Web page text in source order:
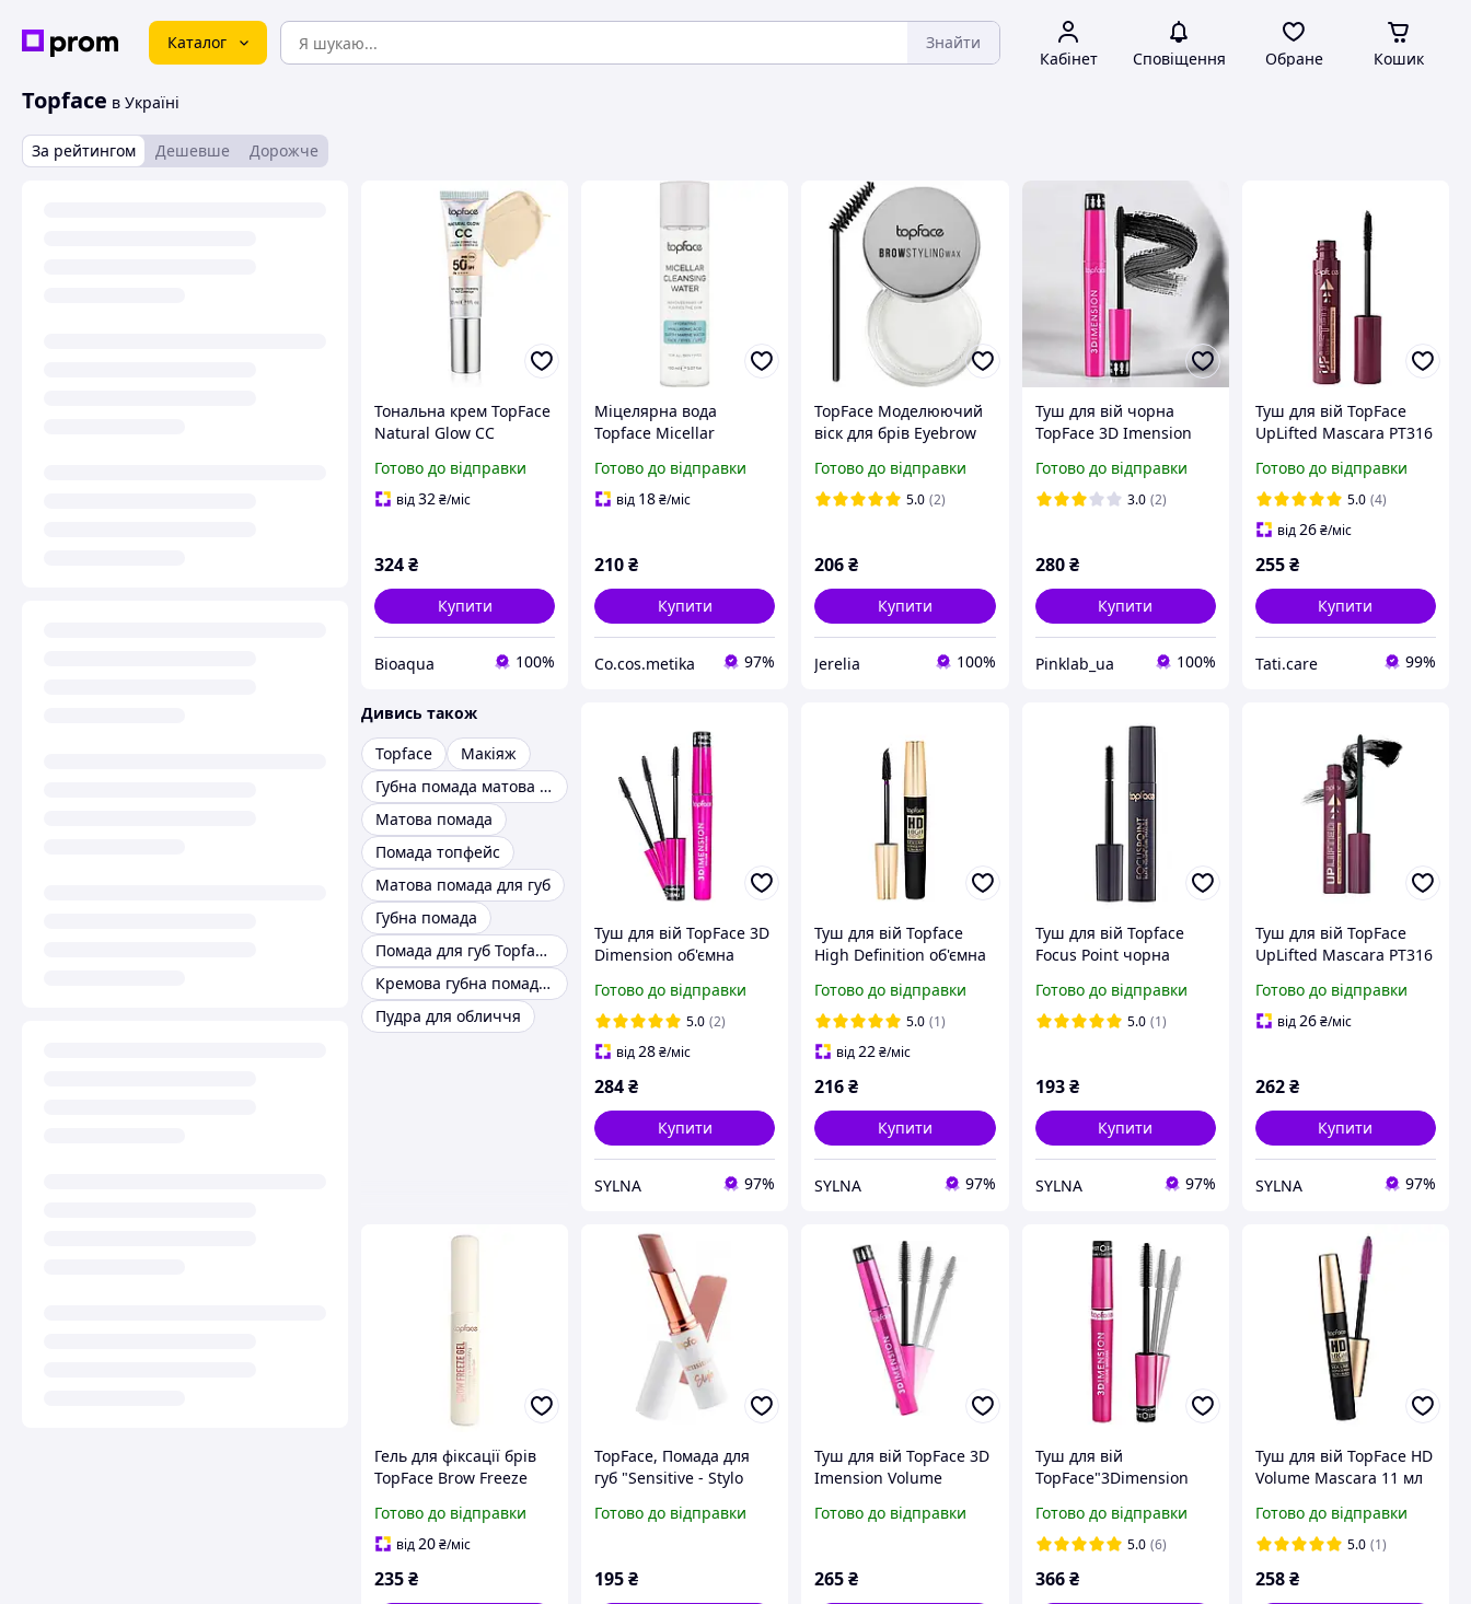
Каталог Знайти
Кабінет Сповіщення Обране Кошик
Topface в Україні
За рейтингом Дешевше Дорожче
Тональна крем TopFace
Natural Glow CC
30 мл
Готово до відправки
від32₴/міс
324₴
Купити
Bioaqua 100%
Міцелярна вода
Topface Micellar
150 мл
Готово до відправки
від 18₴/міс
210₴
Купити
Co.cos.metika 97%
TopFace Моделюючий
віск для брів Eyebrow
Готово до відправки
5.0 (2)
206₴
Купити
Jerelia 100%
Туш для вій чорна
TopFace 3D Imension
8 мл (подовження,
завивка, об'єм)
Готово до відправки
3.0 (2)
280 ₴
Купити
Pinklab_ua 100%
Туш для вій TopFace
UpLifted Mascara PT316
накладних вій Daily
Skin Care
Готово до відправки
5.0 (4)
від26₴/міс
255₴
Купити
Tati.care 99%
Дивись також
Topface
Макіяж
Губна помада матова Topface
Матова помада
Помада топфейс
Матова помада для губ
Губна помада
Помада для губ Topface Туреччина
Кремова губна помада для губ
Пудра для обличчя
Туш для вій TopFace 3D
Dimension об'ємна
Готово до відправки
5.0 (2)
від28₴/міс
284₴
Купити
SYLNA 97%
Туш для вій Topface
High Definition об'ємна
Готово до відправки
5.0 (1)
від22₴/міс
216₴
Купити
SYLNA 97%
Туш для вій Topface
Focus Point чорна
Готово до відправки
5.0 (1)
193 ₴
Купити
SYLNA 97%
Туш для вій TopFace
UpLifted Mascara PT316
накладних вій
Готово до відправки
від26₴/міс
262₴
Купити
SYLNA 97%
Гель для фіксації брів
TopFace Brow Freeze
(PT811)
Готово до відправки
від 20₴/міс
235₴
TopFace, Помада для
губ "Sensitive - Stylo
Готово до відправки
195₴
Туш для вій TopFace 3D
Imension Volume
трансформер, 8 мл
Готово до відправки
265₴
Туш для вій
TopFace"3Dimension
PT314, 8 мл
Готово до відправки
5.0 (6)
366 ₴
Туш для вій TopFace HD
Volume Mascara 11 мл
Готово до відправки
5.0 (1)
258₴